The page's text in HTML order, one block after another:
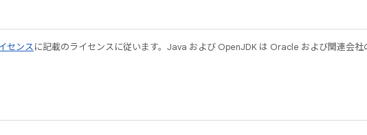
センスに記載のライセンスに従います。Java および OpenJDK は Oracle および関連会社